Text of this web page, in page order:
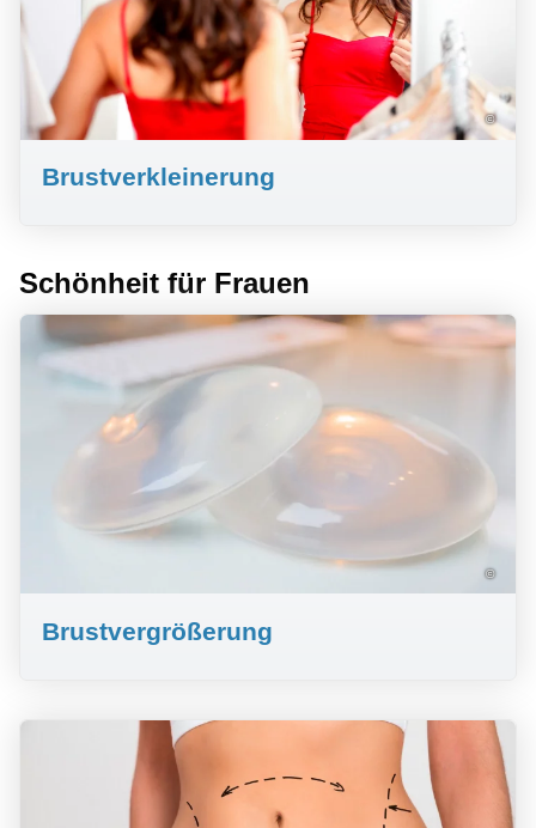
©
Brustverkleinerung
Schönheit für Frauen
©
Brustvergrößerung